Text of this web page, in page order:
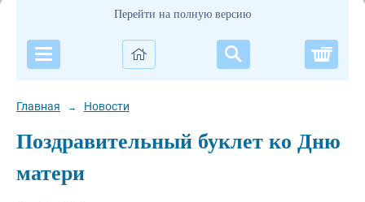
Перейти на полную версию
Главная → Новости
Поздравительный буклет ко Дню
матери